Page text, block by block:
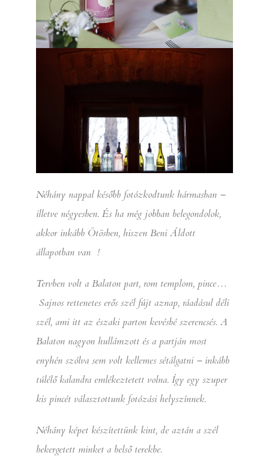
Néhány nappal később fotózkodtunk hármasban –
illetve négyesben. És ha még jobban belegondolok,
akkor inkább Ötösben, hiszen Beni Áldott
állapotban van !
Tervben volt a Balaton part, rom templom, pince…
Sajnos rettenetes erős szél fújt aznap, ráadásul déli
szél, ami itt az északi parton kevésbé szerencsés. A
Balaton nagyon hullámzott és a partján most
enyhén szólva sem volt kellemes sétálgatni – inkább
túlélő kalandra emlékeztetett volna. Így egy szuper
kis pincét választottunk fotózási helyszínnek.
Néhány képet készítettünk kint, de aztán a szél
bekergetett minket a belső terekbe.